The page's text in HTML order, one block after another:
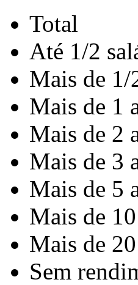
Total
Até 1/2
Mais de
Mais de 1
Mais de 2
Mais de 3
Mais de 5
Mais de
Mais de
Sem